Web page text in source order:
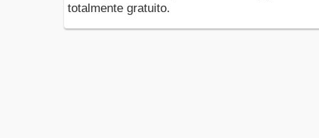
totalmente gratuito.